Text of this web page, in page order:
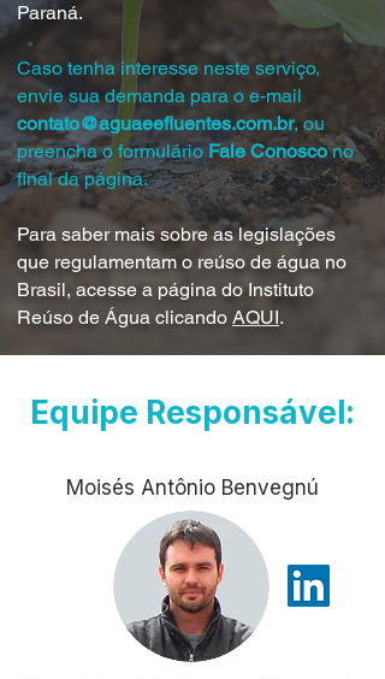
Paraná.
Caso tenha interesse neste serviço,
envie sua demanda para o e-mail
contato@aguaeefluentes.com.br, ou
preencha o formulário Fale Conoscono
final da página.
Para saber mais sobre as legislações
que regulamentam o reúso de água no
Brasil, acesse a página do Instituto
Reúso de Água clicando AQUI.
Equipe Responsável:
Moisés Antônio Benvegnú